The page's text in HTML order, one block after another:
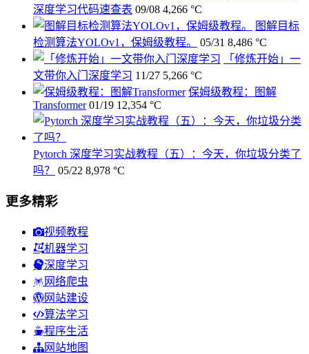
深度学习代码速查表 09/08 4,266 °C
图解目标
检测算法YOLOv1，保姆级教程。
05/31 8,486 °C
「修炼开始」一
文带你入门深度学习 11/27 5,266 °C
保姆级教程：图解
Transformer 01/19 12,354 °C
Pytorch 深度学习实战教程（五）：今天，你垃圾分类了
吗？
05/22 8,978 °C
更多精彩
视频教程
机器学习
深度学习
网络爬虫
网站建设
算法学习
程序生活
网站地图